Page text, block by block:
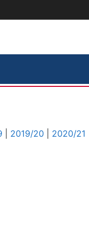
2019/20
2020/21